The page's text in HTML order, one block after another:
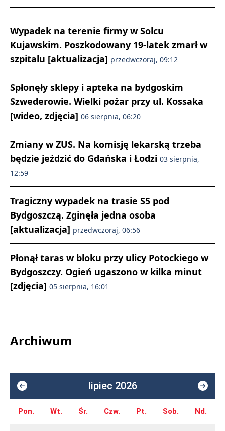
Wypadek na terenie firmy w Solcu
Kujawskim. Poszkodowany 19-latek zmarł w
szpitalu [aktualizacja] przedwczoraj, 09:12
Spłonęły sklepy i apteka na bydgoskim
Szwederowie. Wielki pożar przy ul. Kossaka
[wideo, zdjęcia] 06 sierpnia, 06:20
Zmiany w ZUS. Na komisję lekarską trzeba
będzie jeździć do Gdańska i Łodzi 03 sierpnia,
12:59
Tragiczny wypadek na trasie S5 pod
Bydgoszczą. Zginęła jedna osoba
[aktualizacja] przedwczoraj, 06:56
Płonął taras w bloku przy ulicy Potockiego w
Bydgoszczy. Ogień ugaszono w kilka minut
[zdjęcia] 05 sierpnia, 16:01
Archiwum
lipiec 2026
Pon. Wt. Śr. Czw. Pt. Sob. Nd.